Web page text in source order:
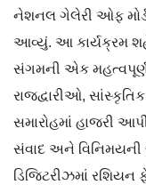
નેશનલ ગેલેરી ઓફ
આવ્યું. આ કાર્યક્રમ
સંગમની એક મહત્વપૂર્ણ
રાજદ્વારીઓ,
સમારોહમાં હાજરી
સંવાદ અને વિનિમયની
ડિજિટરીઝમાં